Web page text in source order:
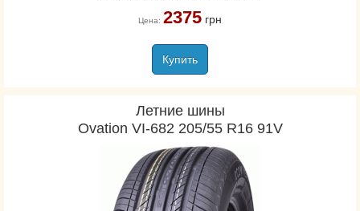
Цена: 2375грн
Купить
Летние шины
Ovation VI-682 205/55 R16 91V